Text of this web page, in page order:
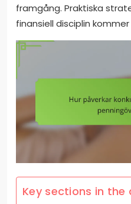
framgång. Praktiska
finansiell disciplin
Key sections in the